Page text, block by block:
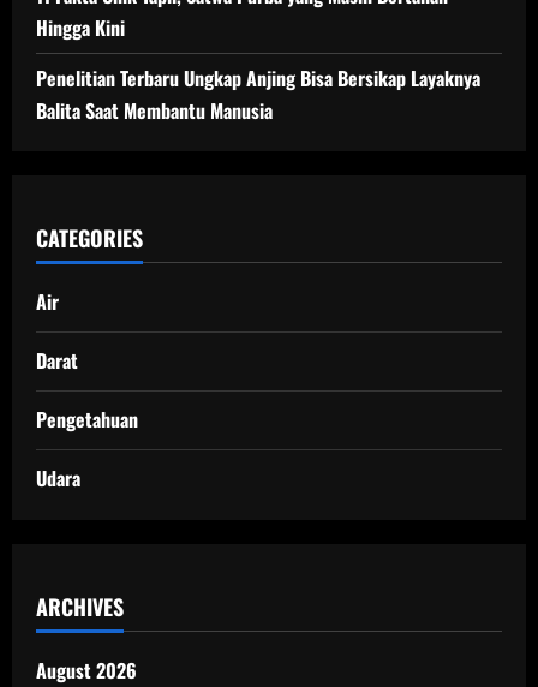
Hingga Kini
Penelitian Terbaru Ungkap Anjing Bisa Bersikap Layaknya
Balita Saat Membantu Manusia
CATEGORIES
Air
Darat
Pengetahuan
Udara
ARCHIVES
August 2026